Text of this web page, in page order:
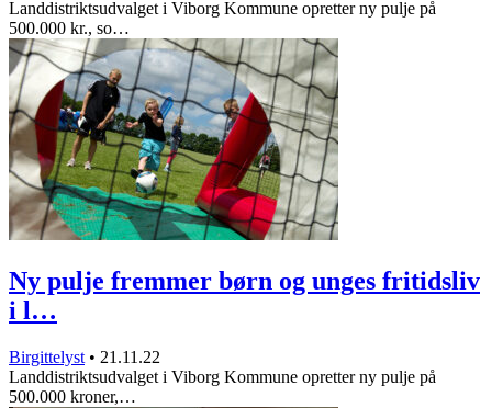
Landdistriktsudvalget i Viborg Kommune opretter ny pulje på
500.000 kr., so…
Ny pulje fremmer børn og unges fritidsliv
i l…
Birgittelyst • 21.11.22
Landdistriktsudvalget i Viborg Kommune opretter ny pulje på
500.000 kroner,…